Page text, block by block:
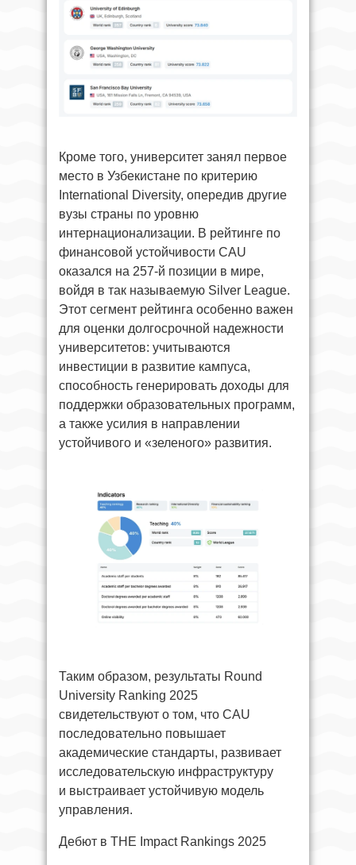
Кроме того, университет занял первое
место в Узбекистане по критерию
International Diversity, опередив другие
вузы страны по уровню
интернационализации. В рейтинге по
финансовой устойчивости CAU
оказался на 257-й позиции в мире,
войдя в так называемую Silver League.
Этот сегмент рейтинга особенно важен
для оценки долгосрочной надежности
университетов: учитываются
инвестиции в развитие кампуса,
способность генерировать доходы для
поддержки образовательных программ,
а также усилия в направлении
устойчивого и «зеленого» развития.
Таким образом, результаты Round
University Ranking 2025
свидетельствуют о том, что CAU
последовательно повышает
академические стандарты, развивает
исследовательскую инфраструктуру
и выстраивает устойчивую модель
управления.
Дебют в THE Impact Rankings 2025